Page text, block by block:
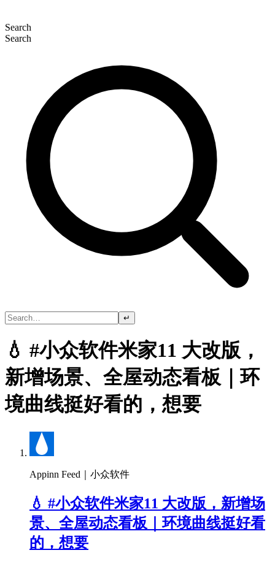
Search
Search
↵
💧 #小众软件米家11 大改版，
新增场景、全屋动态看板｜环
境曲线挺好看的，想要
Appinn Feed｜小众软件
💧 #小众软件米家11 大改版，新增场
景、全屋动态看板｜环境曲线挺好看
的，想要